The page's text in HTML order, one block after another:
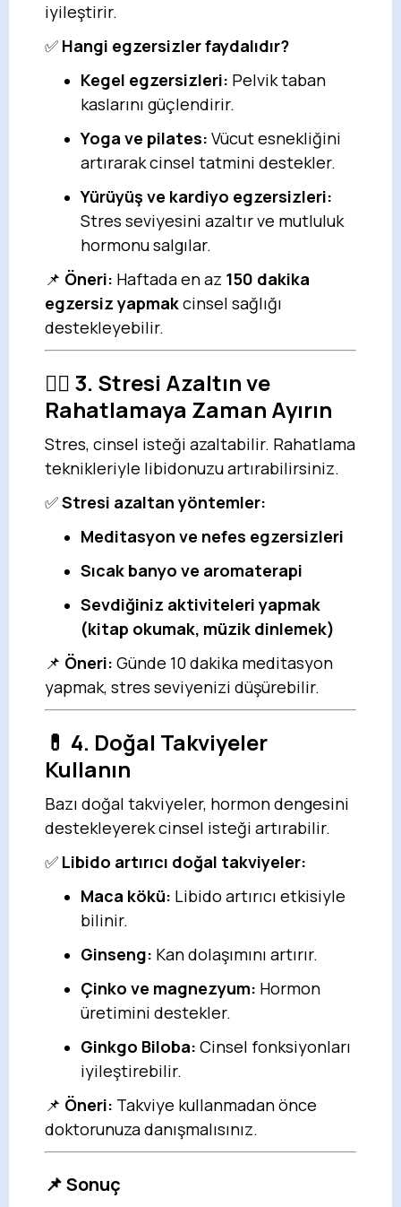
iyileştirir.
✅ Hangi egzersizler faydalıdır?
Kegel egzersizleri: Pelvik taban
kaslarını güçlendirir.
Yoga ve pilates: Vücut esnekliğini
artırarak cinsel tatmini destekler.
Yürüyüş ve kardiyo egzersizleri:
Stres seviyesini azaltır ve mutluluk
hormonu salgılar.
📌 Öneri: Haftada en az 150 dakika
egzersiz yapmakcinsel sağlığı
destekleyebilir.
🧘‍♀️ 3. Stresi Azaltın ve
Rahatlamaya Zaman Ayırın
Stres, cinsel isteği azaltabilir. Rahatlama
teknikleriyle libidonuzu artırabilirsiniz.
✅Stresi azaltan yöntemler:
Meditasyon ve nefes egzersizleri
Sıcak banyo ve aromaterapi
Sevdiğiniz aktiviteleri yapmak
(kitap okumak, müzik dinlemek)
📌 Öneri: Günde 10 dakika meditasyon
yapmak, stres seviyenizi düşürebilir.
💊 4. Doğal Takviyeler
Kullanın
Bazı doğal takviyeler, hormon dengesini
destekleyerek cinsel isteği artırabilir.
✅ Libido artırıcı doğal takviyeler:
Maca kökü: Libido artırıcı etkisiyle
bilinir.
Ginseng: Kan dolaşımını artırır.
Çinko ve magnezyum: Hormon
üretimini destekler.
Ginkgo Biloba: Cinsel fonksiyonları
iyileştirebilir.
📌 Öneri: Takviye kullanmadan önce
doktorunuza danışmalısınız.
📌Sonuç